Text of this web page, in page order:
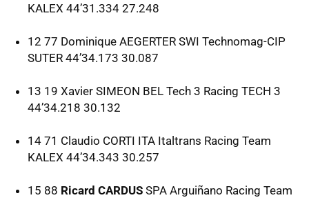
KALEX 44’31.334 27.248
12 77 Dominique AEGERTER SWI Technomag-CIP
SUTER 44’34.173 30.087
13 19 Xavier SIMEON BEL Tech 3 Racing TECH 3
44’34.218 30.132
14 71 Claudio CORTI ITA Italtrans Racing Team
KALEX 44’34.343 30.257
15 88 Ricard CARDUS SPA Arguiñano Racing Team